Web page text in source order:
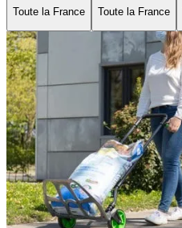
Toute la France Toute la France